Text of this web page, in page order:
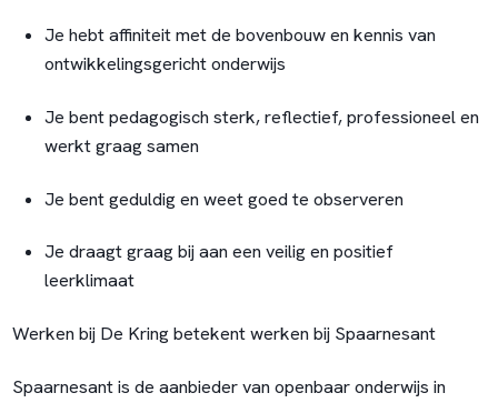
Je hebt affiniteit met de bovenbouw en kennis van
ontwikkelingsgericht onderwijs
Je bent pedagogisch sterk, reflectief, professioneel en
werkt graag samen
Je bent geduldig en weet goed te observeren
Je draagt graag bij aan een veilig en positief
leerklimaat
Werken bij De Kring betekent werken bij Spaarnesant
Spaarnesant is de aanbieder van openbaar onderwijs in